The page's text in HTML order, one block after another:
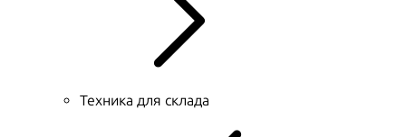
Техника для склада